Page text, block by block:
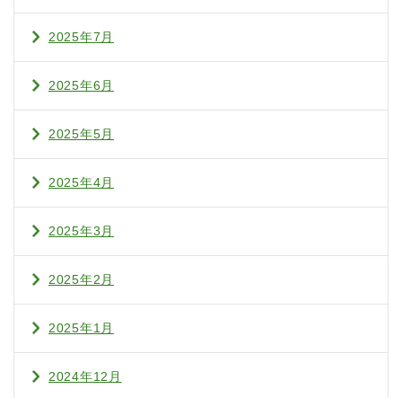
2025年7月
2025年6月
2025年5月
2025年4月
2025年3月
2025年2月
2025年1月
2024年12月